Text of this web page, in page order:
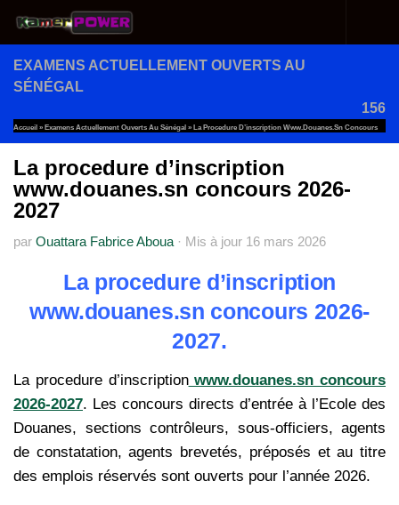
Au dessous du contenu
EXAMENS ACTUELLEMENT OUVERTS AU
SÉNÉGAL
156
Accueil » Examens Actuellement Ouverts Au Sénégal » La Procedure D’inscription Www.douanes.sn Concours
2026-2027
La procedure d’inscription
www.douanes.sn concours 2026-
2027
par Ouattara Fabrice Aboua · Mis à jour 16 mars 2026
La procedure d’inscription
www.douanes.sn concours 2026-
2027.
La procedure d’inscriptionwww.douanes.sn concours
2026-2027. Les concours directs d’entrée à l’Ecole des
Douanes, sections contrôleurs, sous-officiers, agents
de constatation, agents brevetés, préposés et au titre
des emplois réservés sont ouverts pour l’année 2026.